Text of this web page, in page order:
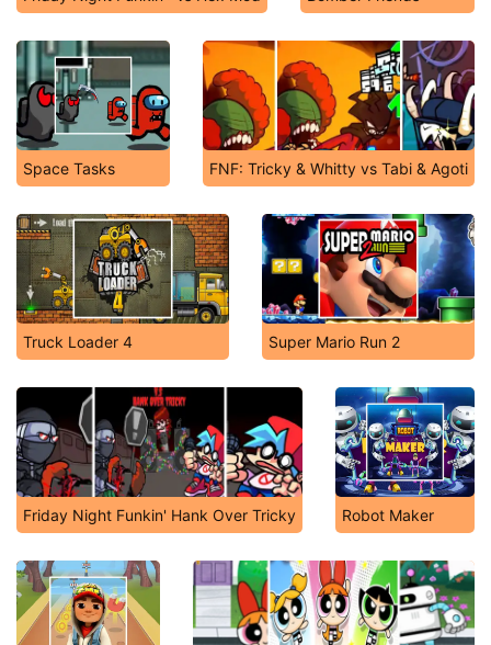
Space Tasks FNF: Tricky & Whitty vs Tabi & Agoti
Truck Loader 4 Super Mario Run 2
Friday Night Funkin' Hank Over Tricky Robot Maker